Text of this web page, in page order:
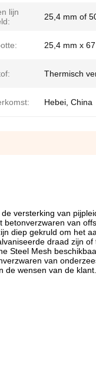
lijn
25,4 mm of
25,4 mm x
Thermisch
Hebei, China
versterking van
van
diep gekruld om het
draad zijn
Steel Mesh
van
de wensen van de klant.